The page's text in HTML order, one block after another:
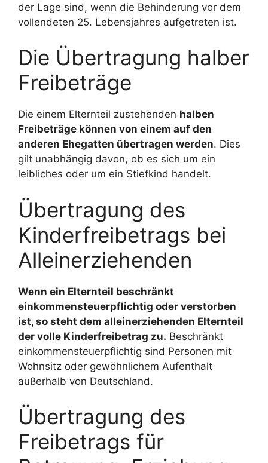
der Lage sind, wenn die Behinderung vor dem
vollendeten 25. Lebensjahres aufgetreten ist.
Die Übertragung halber
Freibeträge
Die einem Elternteil zustehenden halben
Freibeträge können von einem auf den
anderen Ehegatten übertragen werden. Dies
gilt unabhängig davon, ob es sich um ein
leibliches oder um ein Stiefkind handelt.
Übertragung des
Kinderfreibetrags bei
Alleinerziehenden
Wenn ein Elternteil beschränkt
einkommensteuerpflichtig oder verstorben
ist, so steht dem alleinerziehenden Elternteil
der volle Kinderfreibetrag zu. Beschränkt
einkommensteuerpflichtig sind Personen mit
Wohnsitz oder gewöhnlichem Aufenthalt
außerhalb von Deutschland.
Übertragung des
Freibetrags für